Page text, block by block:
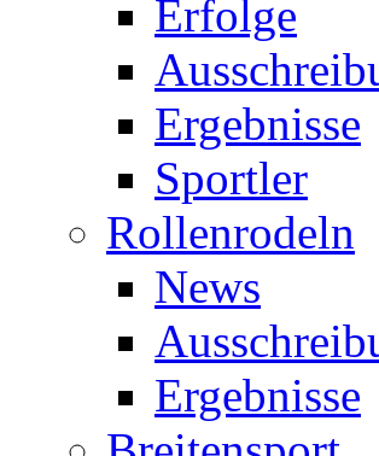
Erfolge
Ergebnisse
Sportler
Rollenrodeln
News
Ergebnisse